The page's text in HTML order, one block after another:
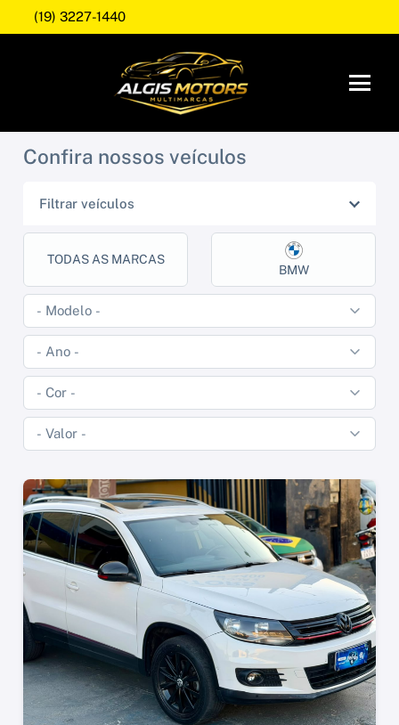
(19) 3227-1440
Confira nossos veículos
Filtrar veículos
TODAS AS MARCAS
BMW